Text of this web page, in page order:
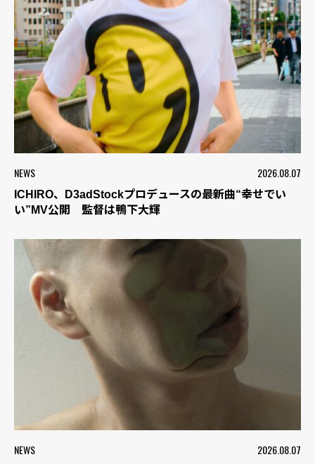
NEWS 2026.08.07
ICHIRO、D3adStockプロデュースの最新曲“幸せでい
い”MV公開 監督は鴨下大輝
NEWS 2026.08.07